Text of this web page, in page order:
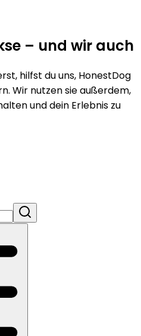
– und wir auch
hilfst du uns, HonestDog
Wir nutzen sie außerdem,
und dein Erlebnis zu